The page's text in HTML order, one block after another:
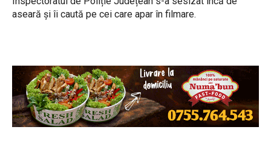
aseară și îi caută pe cei care apar în filmare.